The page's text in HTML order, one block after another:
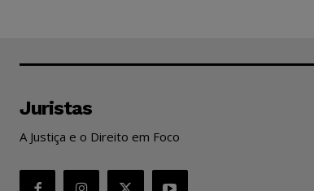
Juristas
A Justiça e o Direito em Foco